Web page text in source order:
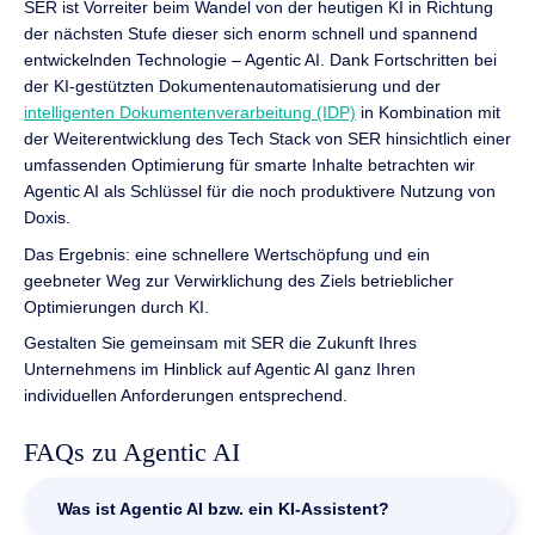
SER ist Vorreiter beim Wandel von der heutigen KI in Richtung
der nächsten Stufe dieser sich enorm schnell und spannend
entwickelnden Technologie – Agentic AI. Dank Fortschritten bei
der KI-gestützten Dokumentenautomatisierung und der
intelligenten Dokumentenverarbeitung (IDP) in Kombination mit
der Weiterentwicklung des Tech Stack von SER hinsichtlich einer
umfassenden Optimierung für smarte Inhalte betrachten wir
Agentic AI als Schlüssel für die noch produktivere Nutzung von
Doxis.
Das Ergebnis: eine schnellere Wertschöpfung und ein
geebneter Weg zur Verwirklichung des Ziels betrieblicher
Optimierungen durch KI.
Gestalten Sie gemeinsam mit SER die Zukunft Ihres
Unternehmens im Hinblick auf Agentic AI ganz Ihren
individuellen Anforderungen entsprechend.
FAQs zu Agentic AI
Was ist Agentic AI bzw. ein KI-Assistent?